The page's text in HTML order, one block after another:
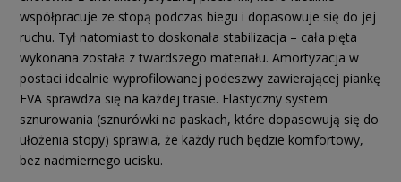
współpracuje ze stopą podczas biegu i dopasowuje się do jej
ruchu. Tył natomiast to doskonała stabilizacja – cała pięta
wykonana została z twardszego materiału. Amortyzacja w
postaci idealnie wyprofilowanej podeszwy zawierającej piankę
EVA sprawdza się na każdej trasie. Elastyczny system
sznurowania (sznurówki na paskach, które dopasowują się do
ułożenia stopy) sprawia, że każdy ruch będzie komfortowy,
bez nadmiernego ucisku.